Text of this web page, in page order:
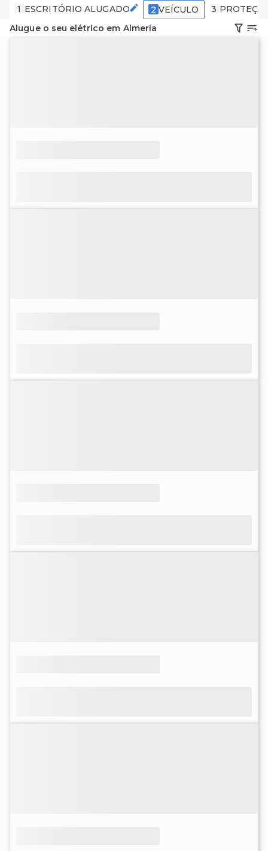
1 ESCRITÓRIO ALUGADO 2 VEÍCULO 3
Alugue o seu elétrico em Almería